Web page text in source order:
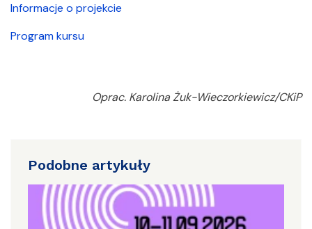
Informacje o projekcie
Program kursu
Oprac. Karolina Żuk-Wieczorkiewicz/CKiP
Podobne artykuły